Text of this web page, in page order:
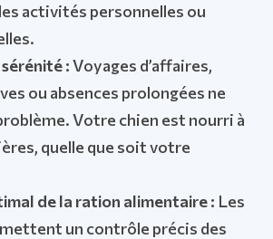
activités personnelles ou
:Voyages d’affaires,
ou absences prolongées ne
Votre chien est nourri à
quelle que soit votre
de la ration alimentaire : Les
un contrôle précis des